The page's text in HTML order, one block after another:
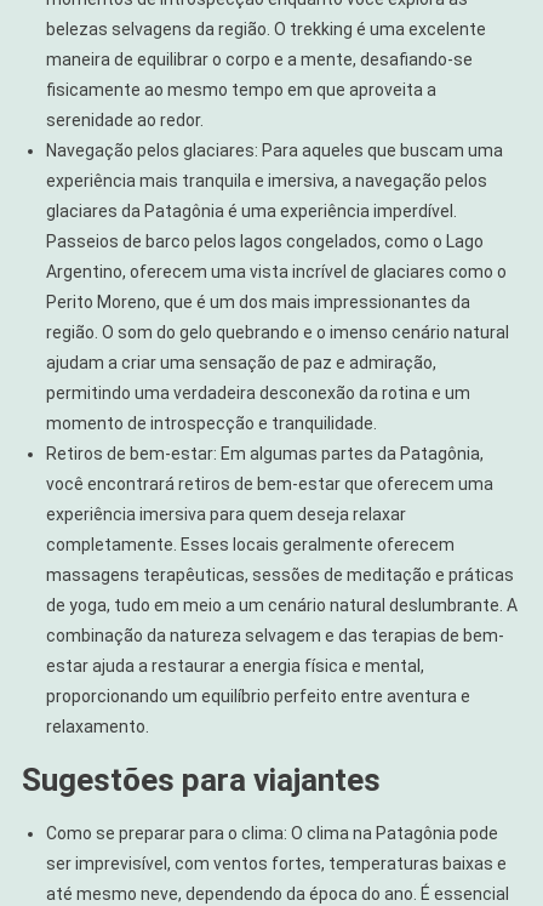
belezas selvagens da região. O trekking é uma excelente
maneira de equilibrar o corpo e a mente, desafiando-se
fisicamente ao mesmo tempo em que aproveita a
serenidade ao redor.
Navegação pelos glaciares: Para aqueles que buscam uma
experiência mais tranquila e imersiva, a navegação pelos
glaciares da Patagônia é uma experiência imperdível.
Passeios de barco pelos lagos congelados, como o Lago
Argentino, oferecem uma vista incrível de glaciares como o
Perito Moreno, que é um dos mais impressionantes da
região. O som do gelo quebrando e o imenso cenário natural
ajudam a criar uma sensação de paz e admiração,
permitindo uma verdadeira desconexão da rotina e um
momento de introspecção e tranquilidade.
Retiros de bem-estar: Em algumas partes da Patagônia,
você encontrará retiros de bem-estar que oferecem uma
experiência imersiva para quem deseja relaxar
completamente. Esses locais geralmente oferecem
massagens terapêuticas, sessões de meditação e práticas
de yoga, tudo em meio a um cenário natural deslumbrante. A
combinação da natureza selvagem e das terapias de bem-
estar ajuda a restaurar a energia física e mental,
proporcionando um equilíbrio perfeito entre aventura e
relaxamento.
Sugestões para viajantes
Como se preparar para o clima: O clima na Patagônia pode
ser imprevisível, com ventos fortes, temperaturas baixas e
até mesmo neve, dependendo da época do ano. É essencial